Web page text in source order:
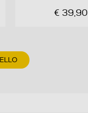
€ 39,90